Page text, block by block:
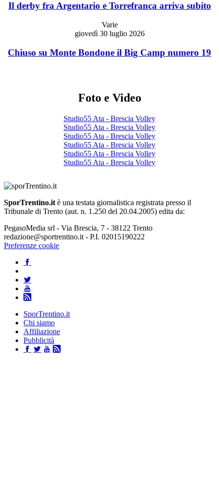
Il derby fra Argentario e Torrefranca arriva subito
Varie
giovedì 30 luglio 2026
Chiuso su Monte Bondone il Big Camp numero 19
Foto e Video
Studio55 Ata - Brescia Volley
Studio55 Ata - Brescia Volley
Studio55 Ata - Brescia Volley
Studio55 Ata - Brescia Volley
Studio55 Ata - Brescia Volley
Studio55 Ata - Brescia Volley
SporTrentino.it è una testata giornalistica registrata presso il
Tribunale di Trento (aut. n. 1.250 del 20.04.2005) edita da:
PegasoMedia srl - Via Brescia, 7 - 38122 Trento
redazione@sportrentino.it - P.I. 02015190222
Preferenze cookie
SporTrentino.it
Chi siamo
Affiliazione
Pubblicità